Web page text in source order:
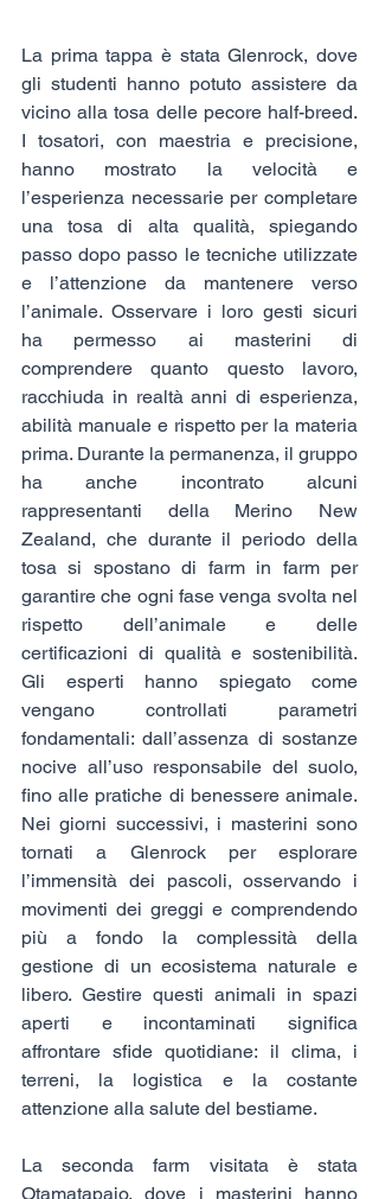
La prima tappa è stata Glenrock, dove
gli studenti hanno potuto assistere da
vicino alla tosa delle pecore half-breed.
I tosatori, con maestria e precisione,
hanno mostrato la velocità e
l’esperienza necessarie per completare
una tosa di alta qualità, spiegando
passo dopo passo le tecniche utilizzate
e l’attenzione da mantenere verso
l’animale. Osservare i loro gesti sicuri
ha permesso ai masterini di
comprendere quanto questo lavoro,
racchiuda in realtà anni di esperienza,
abilità manuale e rispetto per la materia
prima. Durante la permanenza, il gruppo
ha anche incontrato alcuni
rappresentanti della Merino New
Zealand, che durante il periodo della
tosa si spostano di farm in farm per
garantire che ogni fase venga svolta nel
rispetto dell’animale e delle
certificazioni di qualità e sostenibilità.
Gli esperti hanno spiegato come
vengano controllati parametri
fondamentali: dall’assenza di sostanze
nocive all’uso responsabile del suolo,
fino alle pratiche di benessere animale.
Nei giorni successivi, i masterini sono
tornati a Glenrock per esplorare
l’immensità dei pascoli, osservando i
movimenti dei greggi e comprendendo
più a fondo la complessità della
gestione di un ecosistema naturale e
libero. Gestire questi animali in spazi
aperti e incontaminati significa
affrontare sfide quotidiane: il clima, i
terreni, la logistica e la costante
attenzione alla salute del bestiame.
La seconda farm visitata è stata
Otamatapaio, dove i masterini hanno